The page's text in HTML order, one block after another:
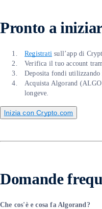
Pronto a
Registrati sull’app di
Verifica il tuo account
Deposita fondi
Acquista Algorand
longeve.
Inizia con Crypto.com
Domande
Che cos'è e cosa fa Algorand?